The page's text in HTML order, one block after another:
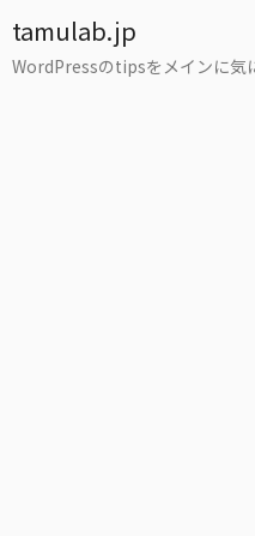
tamulab.jp
WordPressのtipsをメインに気